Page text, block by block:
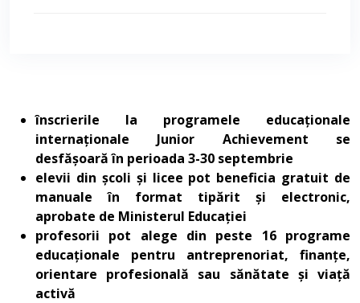
înscrierile la programele educaționale
internaționale Junior Achievement se
desfășoară în perioada 3-30 septembrie
elevii din școli și licee pot beneficia gratuit de
manuale în format tipărit și electronic,
aprobate de Ministerul Educației
profesorii pot alege din peste 16 programe
educaționale pentru antreprenoriat, finanțe,
orientare profesională sau sănătate și viață
activă